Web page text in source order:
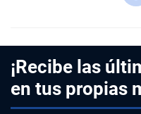
¡Recibe las
en tus propias